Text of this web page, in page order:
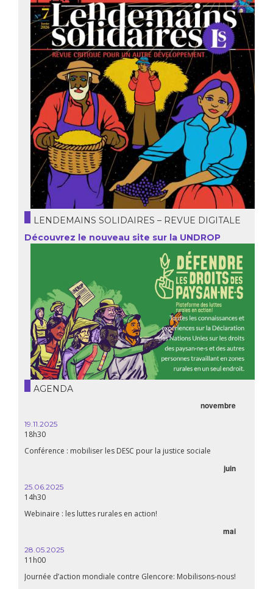
LENDEMAINS SOLIDAIRES – REVUE DIGITALE
Découvrez le nouveau site sur la UNDROP
AGENDA
novembre
19.11.2025
18h30
Conférence : mobiliser les DESC pour la justice sociale
juin
25.06.2025
14h30
Webinaire : les luttes rurales en action!
mai
28.05.2025
11h00
Journée d’action mondiale contre Glencore: Mobilisons-nous!